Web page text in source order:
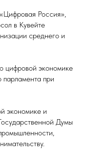
Россия»,
в Кувейте
среднего и
цифровой экономике
при
экономике и
Думы